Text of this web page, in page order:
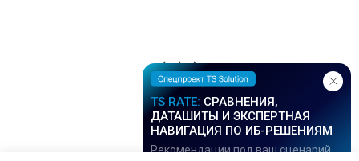
Рекомендации под ваш сценарий
TS RATE: СРАВНЕНИЯ,
ДАТАШИТЫ И ЭКСПЕРТНАЯ
НАВИГАЦИЯ ПО ИБ-РЕШЕНИЯМ